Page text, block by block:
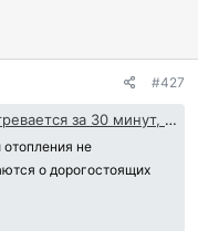
#427
даже когда за окном −30°C
не
о дорогостоящих